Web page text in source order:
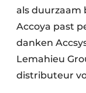
als duurzaam
Accoya past
danken
Lemahieu
distributeur